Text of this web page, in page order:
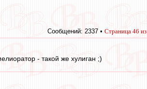
Сообщений: 2337 • Страница 46 из
- такой же хулиган ;)